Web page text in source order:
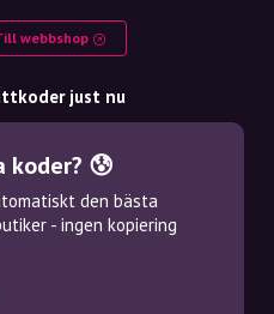
webbshop
just nu
😰
den bästa
- ingen kopiering